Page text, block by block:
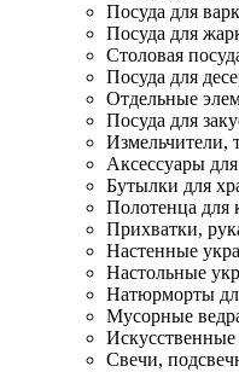
Посуда для
Посуда для
Столовая
Посуда для
Отдельные
Посуда для
Измельчители,
Аксессуары
Бутылки для
Полотенца для
Прихватки,
Настенные
Настольные
Натюрморты
Мусорные
Свечи,